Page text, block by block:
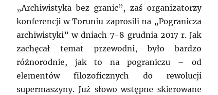
„Archiwistyka bez granic”, zaś organizatorzy
konferencji w Toruniu zaprosili na „Pogranicza
archiwistyki” w dniach 7-8 grudnia 2017 r. Jak
zachęcał temat przewodni, było bardzo
różnorodnie, jak to na pograniczu – od
elementów filozoficznych do rewolucji
supermaszyny. Już słowo wstępne skierowane